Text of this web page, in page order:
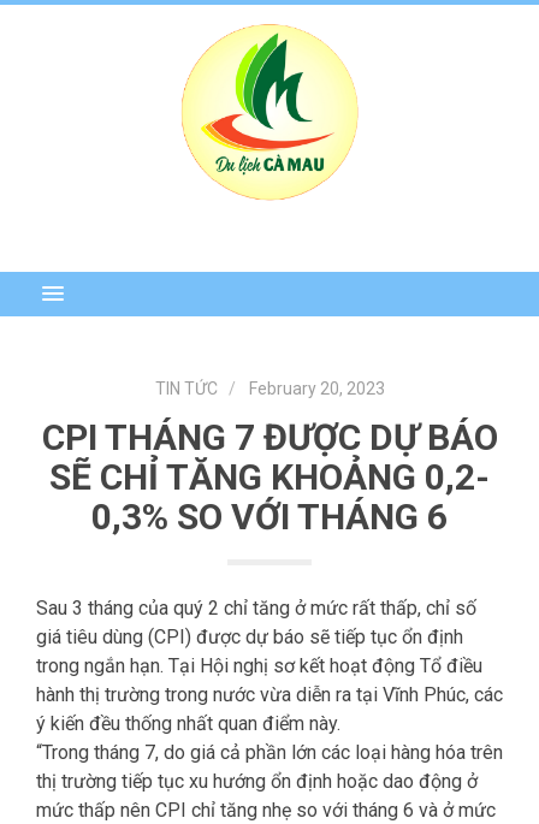
TIN TỨC February 20, 2023
CPI THÁNG 7 ĐƯỢC DỰ BÁO
SẼ CHỈ TĂNG KHOẢNG 0,2-
0,3% SO VỚI THÁNG 6
Sau 3 tháng của quý 2 chỉ tăng ở mức rất thấp, chỉ số
giá tiêu dùng (CPI) được dự báo sẽ tiếp tục ổn định
trong ngắn hạn. Tại Hội nghị sơ kết hoạt động Tổ điều
hành thị trường trong nước vừa diễn ra tại Vĩnh Phúc, các
ý kiến đều thống nhất quan điểm này.
“Trong tháng 7, do giá cả phần lớn các loại hàng hóa trên
thị trường tiếp tục xu hướng ổn định hoặc dao động ở
mức thấp nên CPI chỉ tăng nhẹ so với tháng 6 và ở mức